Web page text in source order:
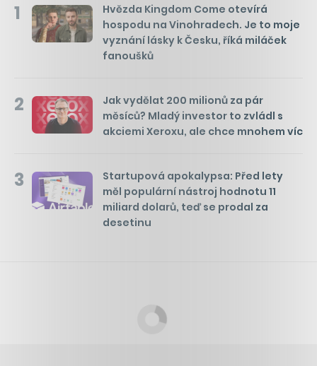
1
Hvězda Kingdom Come otevírá
hospodu na Vinohradech. Je to moje
vyznání lásky k Česku, říká miláček
fanoušků
2
Jak vydělat 200 milionů za pár
měsíců? Mladý investor to zvládl s
akciemi Xeroxu, ale chce mnohem víc
3
Startupová apokalypsa: Před lety
měl populární nástroj hodnotu 11
miliard dolarů, teď se prodal za
desetinu